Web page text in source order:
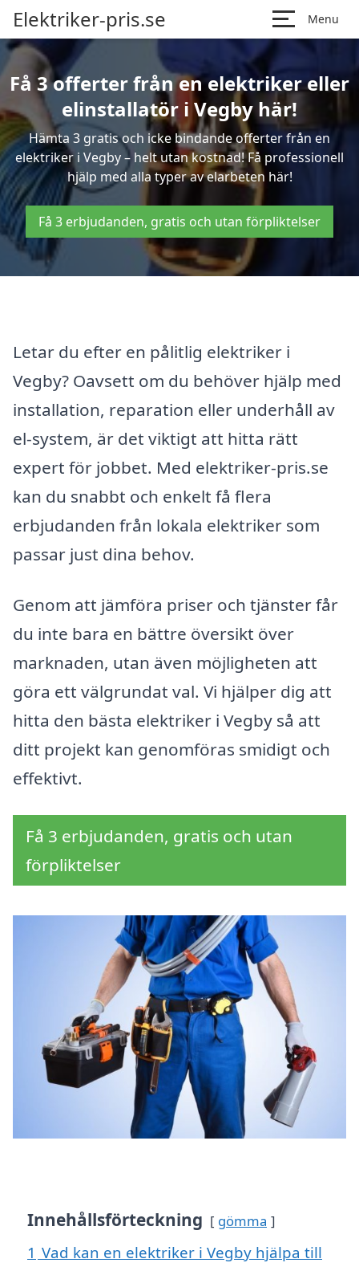
Elektriker-pris.se Menu
Få 3 offerter från en elektriker eller
elinstallatör i Vegby här!
Hämta 3 gratis och icke bindande offerter från en
elektriker i Vegby – helt utan kostnad! Få professionell
hjälp med alla typer av elarbeten här!
Få 3 erbjudanden, gratis och utan förpliktelser
Letar du efter en pålitlig elektriker i
Vegby? Oavsett om du behöver hjälp med
installation, reparation eller underhåll av
el-system, är det viktigt att hitta rätt
expert för jobbet. Med elektriker-pris.se
kan du snabbt och enkelt få flera
erbjudanden från lokala elektriker som
passar just dina behov.
Genom att jämföra priser och tjänster får
du inte bara en bättre översikt över
marknaden, utan även möjligheten att
göra ett välgrundat val. Vi hjälper dig att
hitta den bästa elektriker i Vegby så att
ditt projekt kan genomföras smidigt och
effektivt.
Få 3 erbjudanden, gratis och utan
förpliktelser
Innehållsförteckning gömma
1 Vad kan en elektriker i Vegby hjälpa till